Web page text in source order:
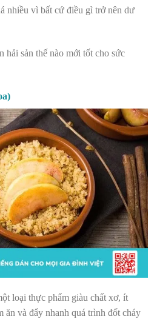
nhiều vì bất cứ điều gì trở nên dư
hải sản thế nào mới tốt cho sức
loại thực phẩm giàu chất xơ, ít
ăn và đẩy nhanh quá trình đốt cháy